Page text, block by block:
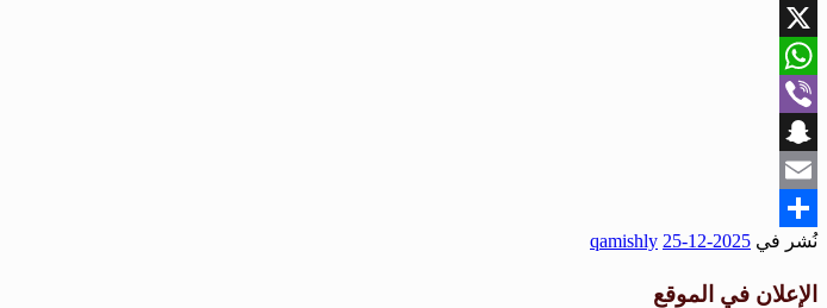
Facebook
X
WhatsApp
Viber
Snapchat
Email
Share
نُشر في 2025-12-25
qamishly
الإعلان في الموقع